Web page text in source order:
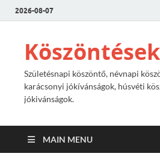
2026-08-07
Köszöntések
Születésnapi köszöntő, névnapi
karácsonyi jókívánságok, húsvéti
jókivánságok.
MAIN MENU